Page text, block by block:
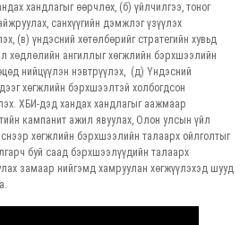
хандлагыг өөрчлөх, (б) үйлчилгээ, тоног
санхүүгийн дэмжлэг үзүүлэх
(в) үндэсний хөтөлбөрийг стратегийн хувьд
хөдлөлийн ангиллыг хөгжлийн бэрхшээлийн
нийцүүлэн нэвтрүүлэх, (д) Үндэсний
хөгжлийн бэрхшээлтэй холбогдсон
ХБИ-дэд хандах хандлагыг аажмаар
кампанит ажил явуулах, Олон улсын үйл
хөгжлийн бэрхшээлийн талаарх ойлголтыг
буй саад бэрхшээлүүдийн талаарх
замаар нийгэмд хамруулан хөгжүүлэхэд шууд